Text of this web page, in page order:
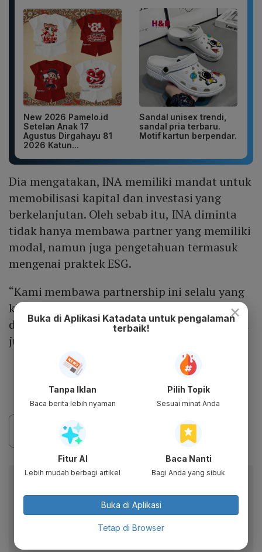
New 2026 Pamelo.id
Setelan Anak 17
Agustus Dirgahayu 81
2026 Katun...
Sandal unisex trendi,
sandal pria terbaru.
Motif kartun berpendar.
Dia mengatakan, INA memiliki mandat untuk
memobilisasi kapital dan investasi yang
berkelanjutan. Oleh sebab itu, INA diminta
tidak hanya membawa partner yang memiliki
modal, namun juga pengetahuan termasuk
mengenai praktek ESG.
“Kami membawa partnership ini selalu yang
kita lihat standar kebijakan ESG lebih tinggi
dari yang kita punya. Jadi kita belajar banyak
juga dari mereka,” ujarnya.
Baca artikel ini lewat aplikasi mobile.
Dapatkan pengalaman membaca lebih nyaman dan nikmati
fitur menarik lainnya lewat aplikasi mobile Katadata.
×
Buka di Aplikasi Katadata untuk pengalaman
terbaik!
Tanpa Iklan
Baca berita lebih nyaman
Pilih Topik
Sesuai minat Anda
Fitur AI
Lebih mudah berbagi artikel
Baca Nanti
Bagi Anda yang sibuk
Buka di Aplikasi
Tetap di Browser